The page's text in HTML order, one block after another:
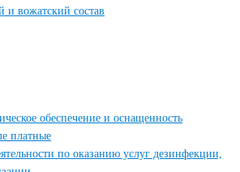
и вожатский состав
обеспечение и оснащенность
платные
по оказанию услуг дезинфекции,